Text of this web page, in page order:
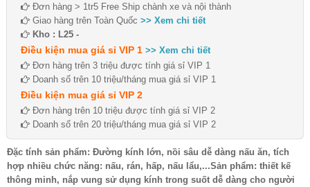
Đơn hàng > 1tr5 Free Ship chành xe và nội thành
Giao hàng trên Toàn Quốc >> Xem chi tiết
Kho : L25 -
Điều kiện mua giá sỉ VIP 1 >> Xem chi tiết
Đơn hàng trên 3 triệu được tính giá sỉ VIP 1
Doanh số trên 10 triệu/tháng mua giá sỉ VIP 1
Điều kiện mua giá sỉ VIP 2
Đơn hàng trên 10 triệu được tính giá sỉ VIP 2
Doanh số trên 20 triệu/tháng mua giá sỉ VIP 2
Đặc tính sản phẩm: Đường kính lớn, nồi sâu dễ dàng nấu ăn, tích
hợp nhiều chức năng: nấu, rán, hấp, nấu lẩu,...Sản phẩm: thiết kế
thông minh, nắp vung sử dụng kính trong suốt dễ dàng cho người